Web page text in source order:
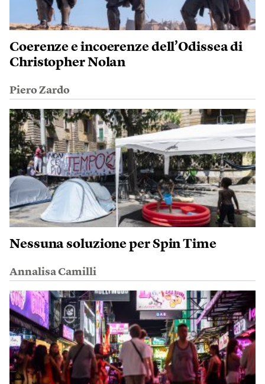
Coerenze e incoerenze dell’Odissea di
Christopher Nolan
Piero Zardo
Nessuna soluzione per Spin Time
Annalisa Camilli